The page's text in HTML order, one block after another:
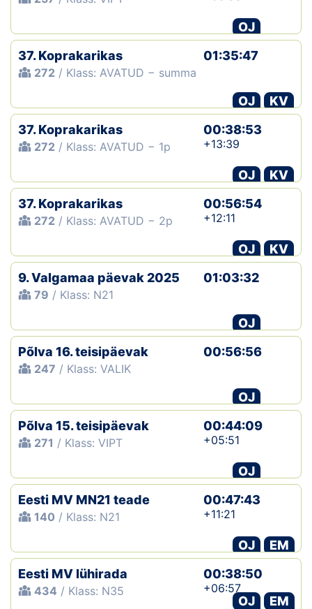
Klubid
Suletud maastikud
Püsirajad
Ajalugu
Koolitused
OJ
37. Koprakarikas
272 / Klass: AVATUD − summa
01:35:47
OJ
KV
37. Koprakarikas
272 / Klass: AVATUD − 1p
00:38:53
+13:39
OJ
KV
37. Koprakarikas
272 / Klass: AVATUD − 2p
00:56:54
+12:11
OJ
KV
9. Valgamaa päevak 2025
79 / Klass: N21
01:03:32
OJ
Põlva 16. teisipäevak
247 / Klass: VALIK
00:56:56
OJ
Põlva 15. teisipäevak
271 / Klass: VIPT
00:44:09
+05:51
OJ
Eesti MV MN21 teade
140 / Klass: N21
00:47:43
+11:21
OJ
EM
Eesti MV lühirada
434 / Klass: N35
00:38:50
+06:57
OJ
EM